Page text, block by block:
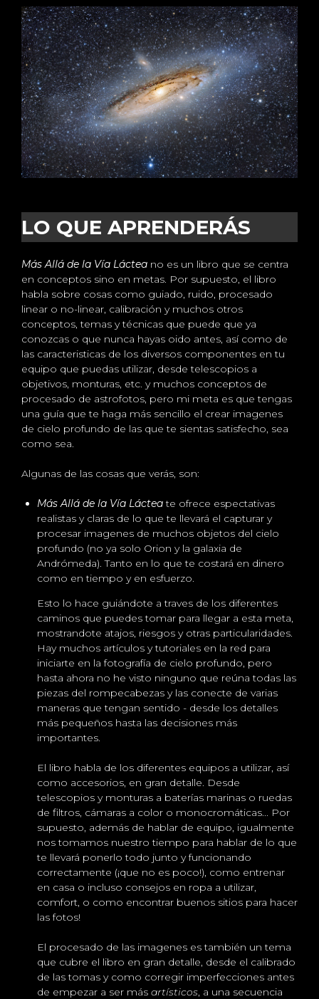
LO QUE APRENDERÁS
Más Allá de la Vía Láctea no es un libro que se centra
en conceptos sino en metas. Por supuesto, el libro
habla sobre cosas como guiado, ruido, procesado
linear o no-linear, calibración y muchos otros
conceptos, temas y técnicas que puede que ya
conozcas o que nunca hayas oido antes, así como de
las caracteristicas de los diversos componentes en tu
equipo que puedas utilizar, desde telescopios a
objetivos, monturas, etc. y muchos conceptos de
procesado de astrofotos, pero mi meta es que tengas
una guía que te haga más sencillo el crear imagenes
de cielo profundo de las que te sientas satisfecho, sea
como sea.
Algunas de las cosas que verás, son:
Más Allá de la Vía Lácteate ofrece espectativas
realistas y claras de lo que te llevará el capturar y
procesar imagenes de muchos objetos del cielo
profundo (no ya solo Orion y la galaxia de
Andrómeda). Tanto en lo que te costará en dinero
como en tiempo y en esfuerzo.
Esto lo hace guiándote a traves de los diferentes
caminos que puedes tomar para llegar a esta meta,
mostrandote atajos, riesgos y otras particularidades.
Hay muchos artículos y tutoriales en la red para
iniciarte en la fotografía de cielo profundo, pero
hasta ahora no he visto ninguno que reúna todas las
piezas del rompecabezas y las conecte de varias
maneras que tengan sentido - desde los detalles
más pequeños hasta las decisiones más
importantes.
El libro habla de los diferentes equipos a utilizar, así
como accesorios, en gran detalle. Desde
telescopios y monturas a baterías marinas o ruedas
de filtros, cámaras a color o monocromáticas... Por
supuesto, además de hablar de equipo, igualmente
nos tomamos nuestro tiempo para hablar de lo que
te llevará ponerlo todo junto y funcionando
correctamente (¡que no es poco!), como entrenar
en casa o incluso consejos en ropa a utilizar,
comfort, o como encontrar buenos sitios para hacer
las fotos!
El procesado de las imagenes es también un tema
que cubre el libro en gran detalle, desde el calibrado
de las tomas y como corregir imperfecciones antes
de empezar a ser más artísticos, a una secuencia